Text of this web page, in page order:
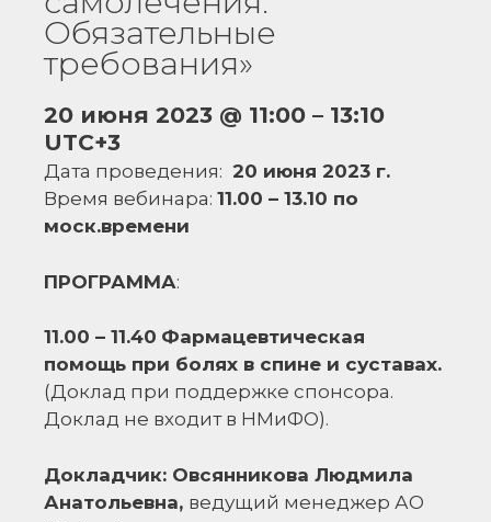
Обязательные
требования»
20 июня 2023 @ 11:00 – 13:10
UTC+3
Дата проведения: 20 июня 2023 г.
Время вебинара: 11.00 – 13.10 по
моск.времени
ПРОГРАММА:
11.00 – 11.40 Фармацевтическая
помощь при болях в спине и суставах.
(Доклад при поддержке спонсора.
Доклад не входит в НМиФО).
Докладчик: Овсянникова Людмила
Анатольевна, ведущий менеджер АО